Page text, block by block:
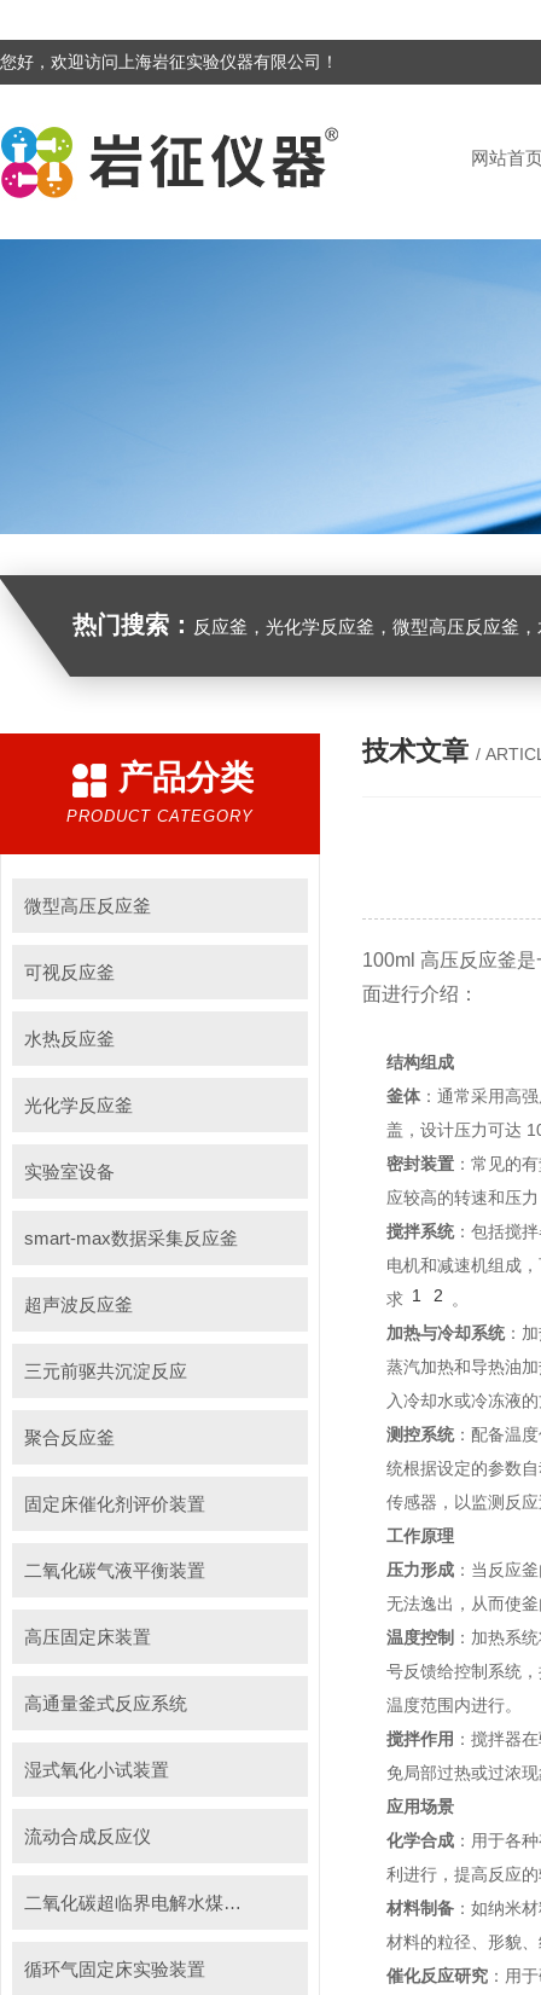
您好，欢迎访问上海岩征实验仪器有限公司！
网站首
热门搜索： 反应釜，光化学反应釜，微型高压反应釜
产品分类
PRODUCT CATEGORY
微型高压反应釜
可视反应釜
水热反应釜
光化学反应釜
实验室设备
smart-max数据采集反应釜
超声波反应釜
三元前驱共沉淀反应
聚合反应釜
固定床催化剂评价装置
二氧化碳气液平衡装置
高压固定床装置
高通量釜式反应系统
湿式氧化小试装置
流动合成反应仪
二氧化碳超临界电解水煤浆制甲烷装置
循环气固定床实验装置
技术文章 /
100ml 高压反应釜
面进行介绍：
结构组成
釜体：通常采用高
盖，设计压力可达
密封装置 ：常见的
应较高的转速和压
搅拌系统：包括搅
电机和减速机组成
求 1 2
。
加热与冷却系统：
蒸汽加热和导热油
入冷却水或冷冻液
测控系统：配备温
统根据设定的参数
传感器，以监测反
工作原理
压力形成 ：当反应
无法逸出，从而使
温度控制 ：加热系
号反馈给控制系统
温度范围内进行。
搅拌作用 ：搅拌器
免局部过热或过浓
应用场景
化学合成 ：用于各
利进行，提高反应
材料制备 ：如纳米
材料的粒径、形貌
催化反应研究 ：用